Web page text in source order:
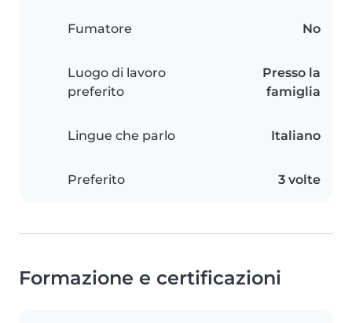
Fumatore No
Luogo di lavoro
preferito
Presso la
famiglia
Lingue che parlo Italiano
Preferito 3 volte
Formazione e certificazioni